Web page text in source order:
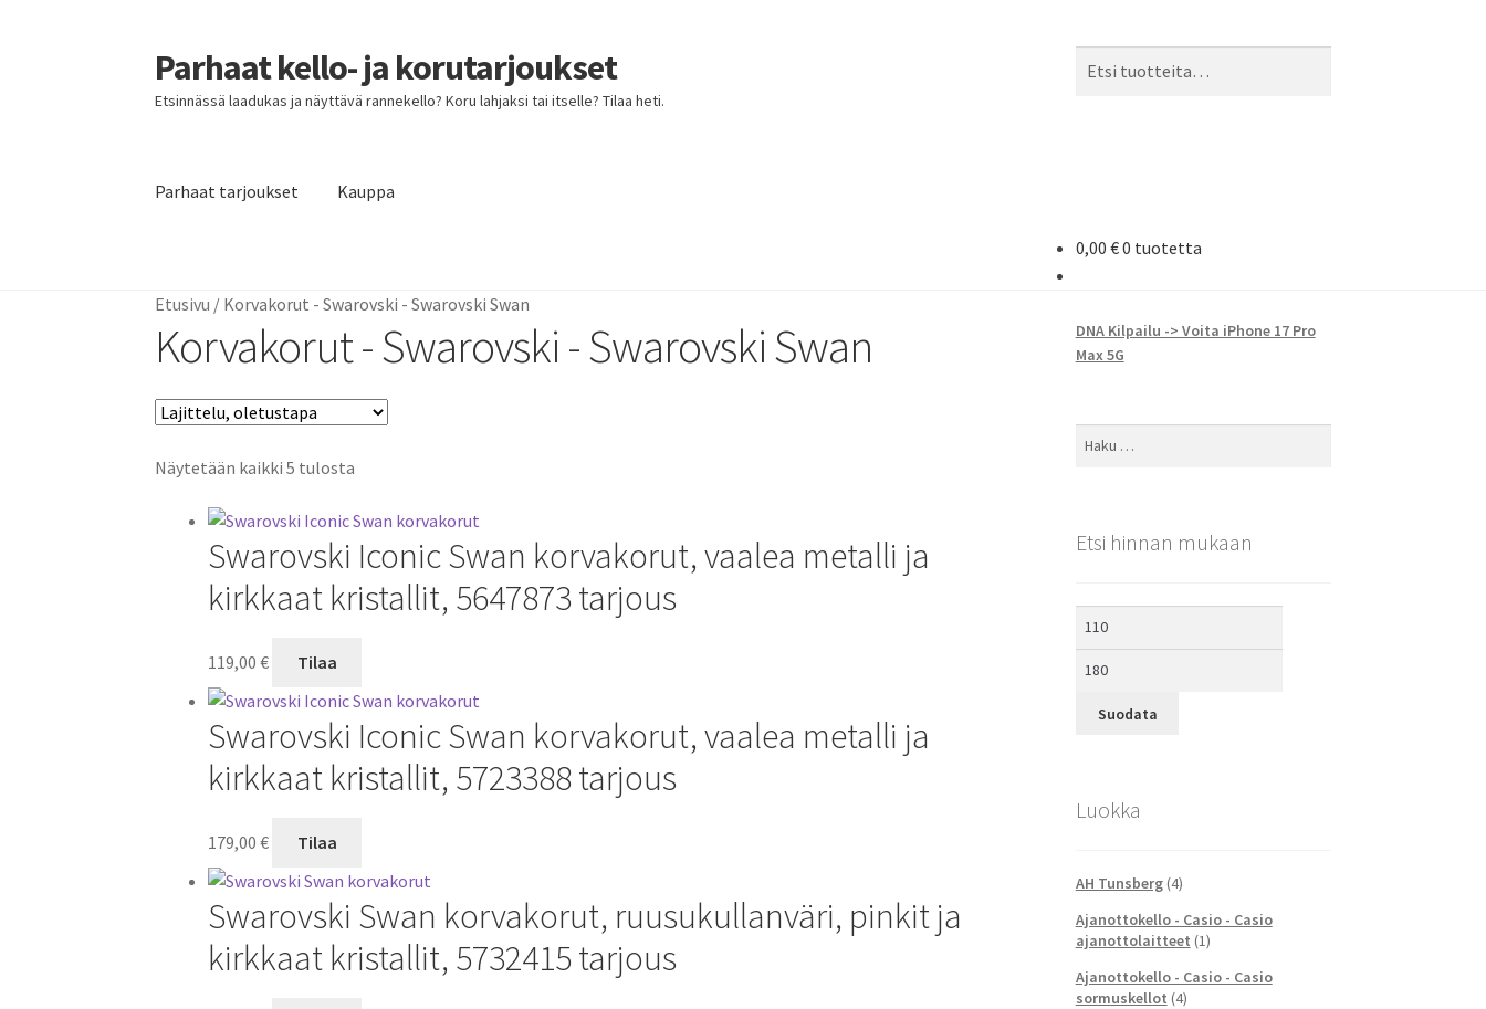
Siirry
navigointiin
Siirry
sisältöön
Parhaat kello- ja korutarjoukset
Etsinnässä laadukas ja näyttävä rannekello? Koru lahjaksi tai itselle? Tilaa heti.
Parhaat tarjoukset Kauppa
0,00 €0 tuotetta
Etusivu / Korvakorut - Swarovski - Swarovski Swan
Korvakorut - Swarovski - Swarovski Swan
Näytetään kaikki 5 tulosta
Swarovski Iconic Swan korvakorut, vaalea metalli ja
kirkkaat kristallit, 5647873 tarjous
119,00€ Tilaa
Swarovski Iconic Swan korvakorut, vaalea metalli ja
kirkkaat kristallit, 5723388 tarjous
179,00€ Tilaa
Swarovski Swan korvakorut, ruusukullanväri, pinkit ja
kirkkaat kristallit, 5732415 tarjous
DNA Kilpailu -> Voita iPhone 17 Pro
Max 5G
Haku:
Etsi hinnan mukaan
Suodata
Luokka
AH Tunsberg (4)
Ajanottokello - Casio - Casio
ajanottolaitteet (1)
Ajanottokello - Casio - Casio
sormuskellot (4)